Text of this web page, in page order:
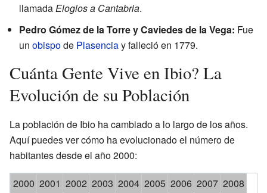
llamadaElogios a Cantabria.
Pedro Gómez de la Torre y Caviedes de la Vega: Fue
un obispode Plasenciay falleció en 1779.
Cuánta Gente Vive en Ibio? La
Evolución de su Población
La población de Ibio ha cambiado a lo largo de los años.
Aquí puedes ver cómo ha evolucionado el número de
habitantes desde el año 2000:
2000 2001 2002 2003 2004 2005 2006 2007 2008